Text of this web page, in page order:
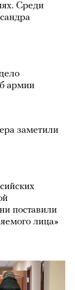
Среди
армии
заметили
поставили
лица»